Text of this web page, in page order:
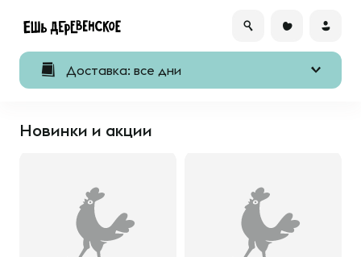
Доставка: все дни
Новинки и акции